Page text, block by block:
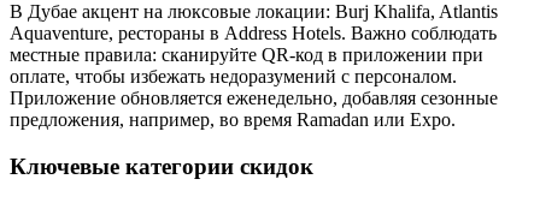
В Дубае акцент на люксовые локации: Burj Khalifa, Atlantis
Aquaventure, рестораны в Address Hotels. Важно соблюдать
местные правила: сканируйте QR-код в приложении при
оплате, чтобы избежать недоразумений с персоналом.
Приложение обновляется еженедельно, добавляя сезонные
предложения, например, во время Ramadan или Expo.
Ключевые категории скидок